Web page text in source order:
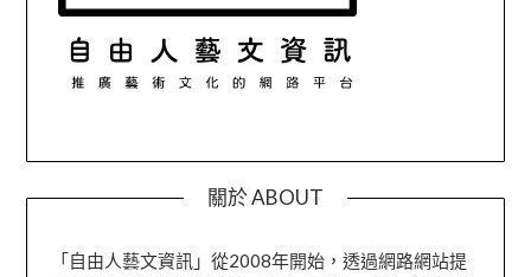
關於 ABOUT
「自由人藝文資訊」從2008年開始，透過網路網站提